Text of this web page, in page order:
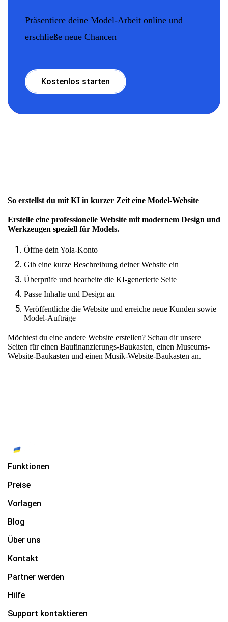
Präsentiere deine Model-Arbeit online und
erschließe neue Chancen
Kostenlos starten
So erstellst du mit KI in kurzer Zeit eine Model-Website
Erstelle eine professionelle Website mit modernem Design und
Werkzeugen speziell für Models.
Öffne dein Yola-Konto
Gib eine kurze Beschreibung deiner Website ein
Überprüfe und bearbeite die KI-generierte Seite
Passe Inhalte und Design an
Veröffentliche die Website und erreiche neue Kunden sowie
Model-Aufträge
Möchtest du eine andere Website erstellen? Schau dir unsere
Seiten füreinen Baufinanzierungs-Baukasten, einen Museums-
Website-Baukasten und einen Musik-Website-Baukasten an.
Funktionen
Preise
Vorlagen
Blog
Über uns
Kontakt
Partner werden
Hilfe
Support kontaktieren